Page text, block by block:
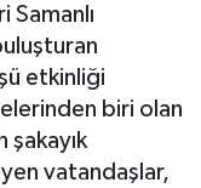
etkinliği
biri olan
vatandaşlar,